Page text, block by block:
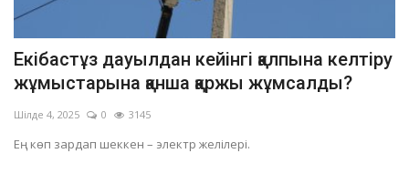
Екібастұз дауылдан кейінгі қалпына келтіру
жұмыстарына қанша қаржы жұмсалды?
Шілде 4, 2025 0 3145
Ең көп зардап шеккен – электр желілері.